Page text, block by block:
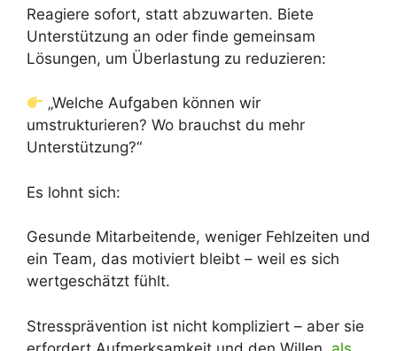
Reagiere sofort, statt abzuwarten. Biete
Unterstützung an oder finde gemeinsam
Lösungen, um Überlastung zu reduzieren:
„Welche Aufgaben können wir
umstrukturieren? Wo brauchst du mehr
Unterstützung?“
Es lohnt sich:
Gesunde Mitarbeitende, weniger Fehlzeiten und
ein Team, das motiviert bleibt – weil es sich
wertgeschätzt fühlt.
Stressprävention ist nicht kompliziert – aber sie